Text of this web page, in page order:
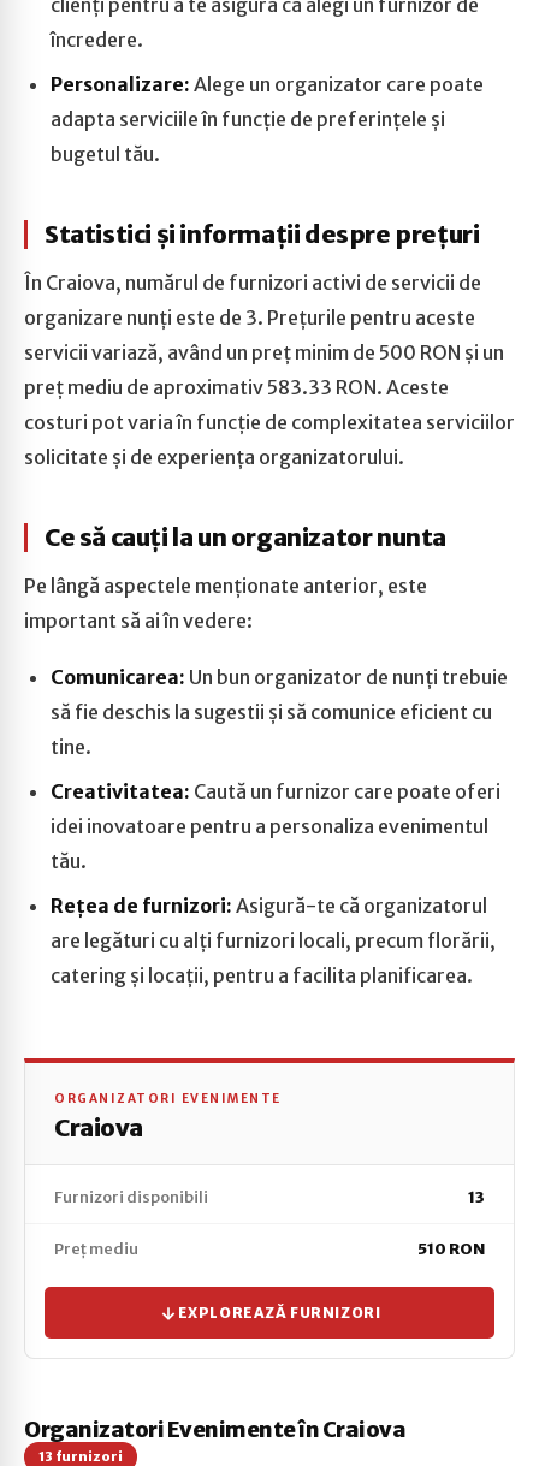
clienți pentru a te asigura că alegi un furnizor de
încredere.
Personalizare: Alege un organizator care poate
adapta serviciile în funcție de preferințele și
bugetul tău.
Statistici și informații despre prețuri
În Craiova, numărul de furnizori activi de servicii de
organizare nunți este de 3. Prețurile pentru aceste
servicii variază, având un preț minim de 500 RON și un
preț mediu de aproximativ 583.33 RON. Aceste
costuri pot varia în funcție de complexitatea serviciilor
solicitate și de experiența organizatorului.
Ce să cauți la un organizator nunta
Pe lângă aspectele menționate anterior, este
important să ai în vedere:
Comunicarea: Un bun organizator de nunți trebuie
să fie deschis la sugestii și să comunice eficient cu
tine.
Creativitatea: Caută un furnizor care poate oferi
idei inovatoare pentru a personaliza evenimentul
tău.
Rețea de furnizori: Asigură-te că organizatorul
are legături cu alți furnizori locali, precum florării,
catering și locații, pentru a facilita planificarea.
ORGANIZATORI EVENIMENTE
Craiova
Furnizori disponibili 13
Preț mediu 510 RON
EXPLOREAZĂ FURNIZORI
Organizatori Evenimente în Craiova
13 furnizori